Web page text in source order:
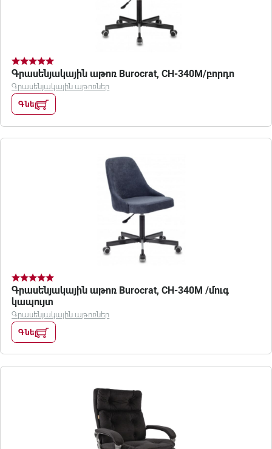
Գրասենյակային աթոռ Burocrat, CH-340M/բորդո
Գրասենյակային աթոռներ
Գնել
Գրասենյակային աթոռ Burocrat, CH-340M /մուգ
կապույտ
Գրասենյակային աթոռներ
Գնել